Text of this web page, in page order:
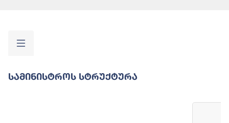
Სამინისტროს Სტრუქტურა